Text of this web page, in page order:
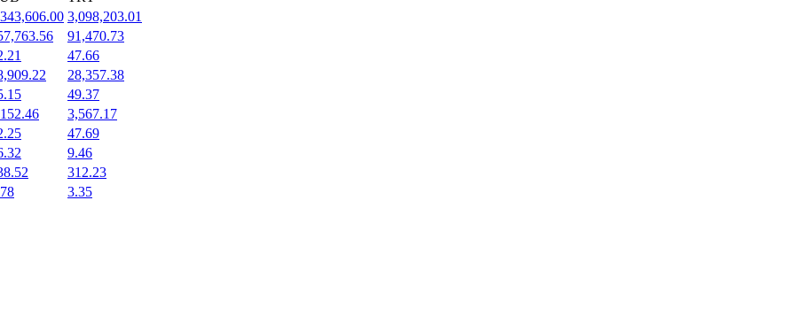
3,098,203.01
91,470.73
47.66
28,357.38
49.37
3,567.17
47.69
9.46
312.23
3.35